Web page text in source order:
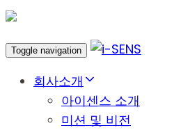
Toggle navigation
회사소개
아이센스 소개
미션 및 비전